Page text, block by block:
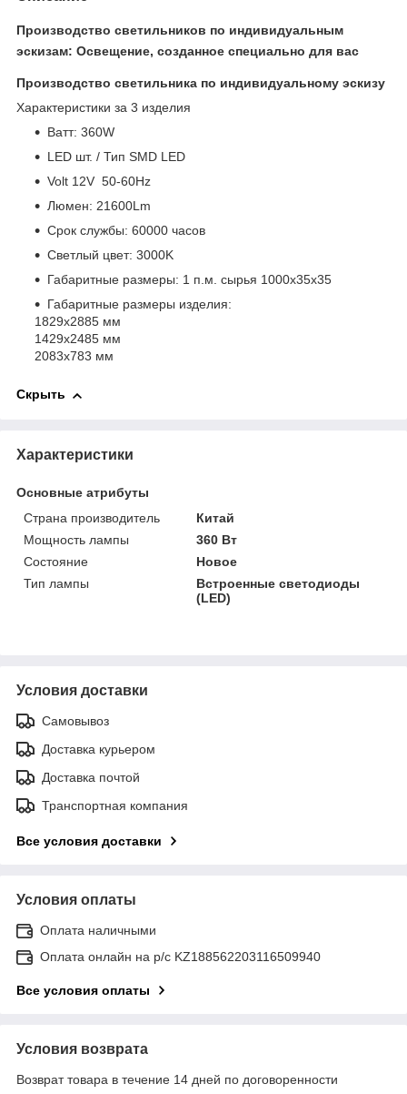
Производство светильников по индивидуальным
эскизам: Освещение, созданное специально для вас
Производство светильника по индивидуальному эскизу
Характеристики за 3 изделия
Bатт: 360W
LED шт. / Тип SMD LED
Volt 12V 50-60Hz
Люмен: 21600Lm
Срок службы: 60000 часов
Светлый цвет: 3000K
Габаритные размеры: 1 п.м. сырья 1000х35х35
Габаритные размеры изделия:
1829х2885 мм
1429х2485 мм
2083х783 мм
Скрыть
Характеристики
Основные атрибуты
Страна производитель
Китай
Мощность лампы
360 Вт
Состояние
Новое
Тип лампы
Встроенные светодиоды
(LED)
Условия доставки
Самовывоз
Доставка курьером
Доставка почтой
Транспортная компания
Все условия доставки
Условия оплаты
Оплата наличными
Оплата онлайн на р/с KZ188562203116509940
Все условия оплаты
Условия возврата
Возврат товара в течение 14 дней по договоренности